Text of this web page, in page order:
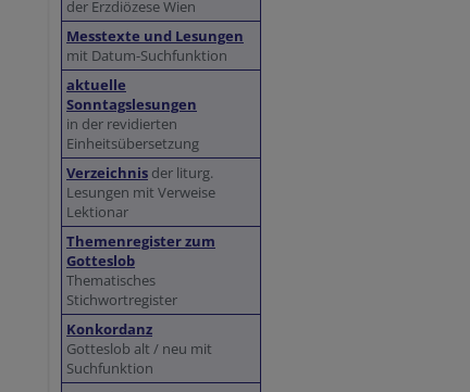
der Erzdiözese Wien
Messtexte und Lesungen
mit Datum-Suchfunktion
aktuelle
Sonntagslesungen
in der revidierten
Einheitsübersetzung
Verzeichnis der liturg.
Lesungen mit Verweise
Lektionar
Themenregister zum
Gotteslob
Thematisches
Stichwortregister
Konkordanz
Gotteslob alt / neu mit
Suchfunktion